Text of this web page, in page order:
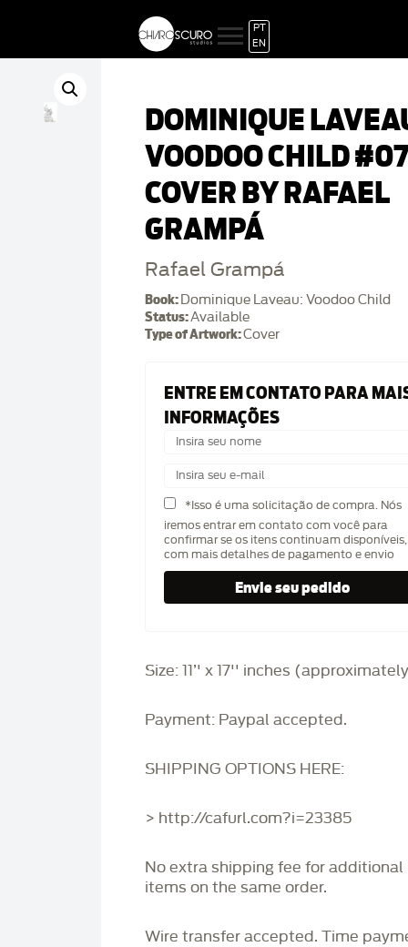
PT
EN
DOMINIQUE
VOODOO CHILD #07
COVER BY RAFAEL
GRAMPÁ
Rafael Grampá
Book: Dominique Laveau: Voodoo Child
Status:Available
Type of Artwork:Cover
ENTRE EM CONTATO PARA
INFORMAÇÕES
*Isso é uma solicitação de compra. Nós
iremos entrar em contato com você para
confirmar se os itens continuam disponíveis,
com mais detalhes de pagamento e envio
Size: 11’' x 17'' inches
Payment: Paypal accepted.
SHIPPING OPTIONS HERE:
> http://cafurl.com?i=23385
No extra shipping fee for additional
items on the same order.
Wire transfer accepted. Time